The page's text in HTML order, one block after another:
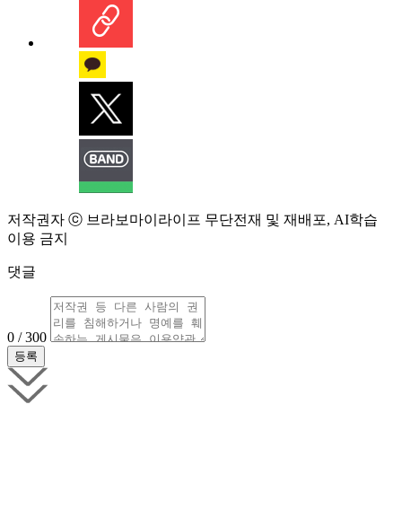
저작권자 ⓒ 브라보마이라이프 무단전재 및 재배포, AI학습
이용 금지
댓글
0 / 300